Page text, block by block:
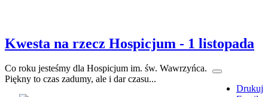
Kwesta na rzecz Hospicjum - 1 listopada
Drukuj
Co roku jesteśmy dla Hospicjum im. św. Wawrzyńca.
Piękny to czas zadumy, ale i dar czasu...